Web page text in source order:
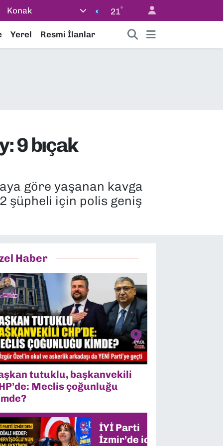
Konak 21°
Yerel Resmi İlanlar
9 bıçak
göre yaşanan kavga
şüpheli için polis geniş
Haber
tutuklu, başkanvekili
Meclis çoğunluğu
İYİ Parti
İzmir’de iddialı